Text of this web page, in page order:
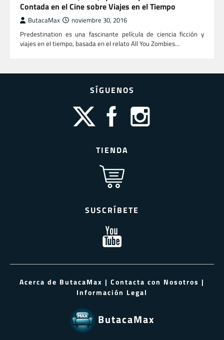
Contada en el Cine sobre Viajes en el Tiempo
ButacaMax noviembre 30, 2016
Predestination es una fascinante película de ciencia ficción y
viajes en el tiempo, basada en el relato All You Zombies…
SÍGUENOS
TIENDA
SUSCRÍBETE
Acerca de ButacaMax | Contacta con Nosotros |
Información Legal
ButacaMax